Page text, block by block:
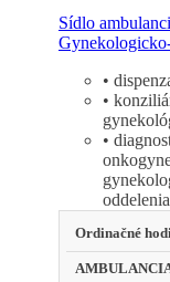
Sídlo
•
•
•
Ordinačné
hodiny